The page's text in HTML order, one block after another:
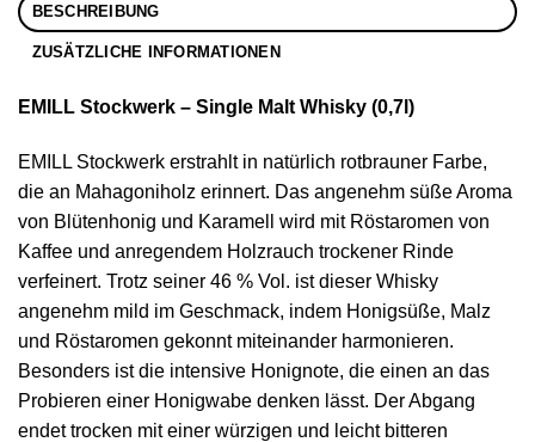
BESCHREIBUNG
ZUSÄTZLICHE INFORMATIONEN
EMILL Stockwerk – Single Malt Whisky (0,7l)
EMILL Stockwerk erstrahlt in natürlich rotbrauner Farbe,
die an Mahagoniholz erinnert. Das angenehm süße Aroma
von Blütenhonig und Karamell wird mit Röstaromen von
Kaffee und anregendem Holzrauch trockener Rinde
verfeinert. Trotz seiner 46 % Vol. ist dieser Whisky
angenehm mild im Geschmack, indem Honigsüße, Malz
und Röstaromen gekonnt miteinander harmonieren.
Besonders ist die intensive Honignote, die einen an das
Probieren einer Honigwabe denken lässt. Der Abgang
endet trocken mit einer würzigen und leicht bitteren